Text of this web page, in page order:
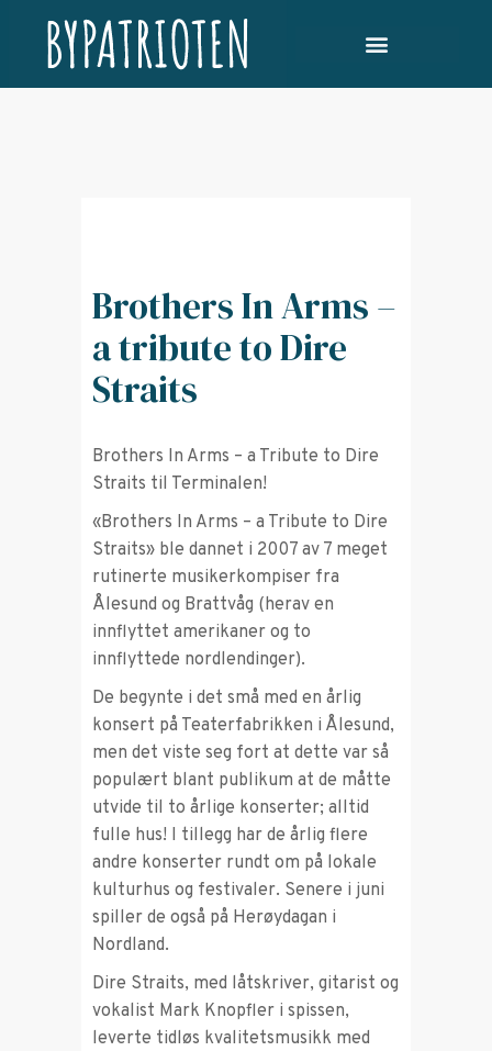
Brothers In Arms –
a tribute to Dire
Straits
Brothers In Arms – a Tribute to Dire
Straits til Terminalen!
«Brothers In Arms – a Tribute to Dire
Straits» ble dannet i 2007 av 7 meget
rutinerte musikerkompiser fra
Ålesund og Brattvåg (herav en
innflyttet amerikaner og to
innflyttede nordlendinger).
De begynte i det små med en årlig
konsert på Teaterfabrikken i Ålesund,
men det viste seg fort at dette var så
populært blant publikum at de måtte
utvide til to årlige konserter; alltid
fulle hus! I tillegg har de årlig flere
andre konserter rundt om på lokale
kulturhus og festivaler. Senere i juni
spiller de også på Herøydagan i
Nordland.
Dire Straits, med låtskriver, gitarist og
vokalist Mark Knopfler i spissen,
leverte tidløs kvalitetsmusikk med